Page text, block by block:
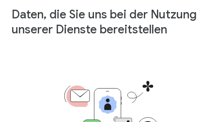
Daten, die Sie uns bei der Nutzung
unserer Dienste bereitstellen